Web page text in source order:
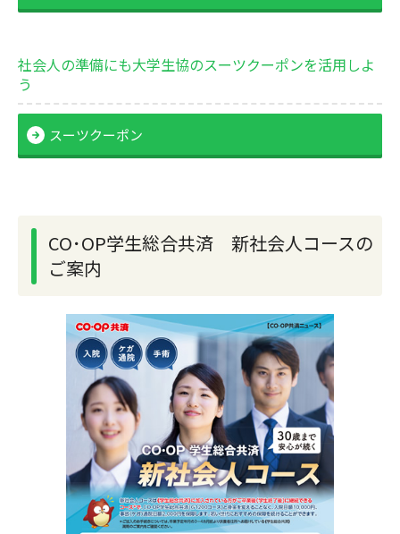
社会人の準備にも大学生協のスーツクーポンを活用しよ
う
スーツクーポン
CO･OP学生総合共済 新社会人コースの
ご案内